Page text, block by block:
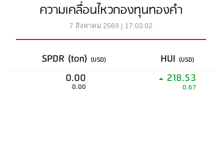
ความเคลื่อนไหวกองทุนทองคำ
7 สิงหาคม 2569 | 17:03:02
SPDR (ton) (USD) HUI (USD)
0.00
0.00
218.53
0.67